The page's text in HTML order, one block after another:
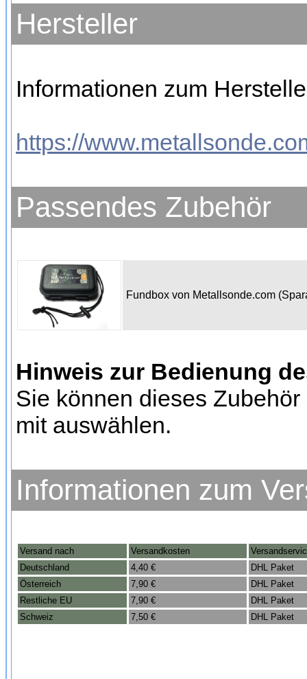
Hersteller
Informationen zum
https://
Passendes Zubehör
Fundbox von Metallsonde.com
Hinweis zur Bedienung
Sie können dieses
mit auswählen.
Informationen zum
Versand nach Versandkosten
Deutschland
4,40 €
DHL Paket
Österreich
7,90 €
DHL Paket
Restliche EU
7,90 €
DHL Paket
Schweiz
7,50 € DHL Paket